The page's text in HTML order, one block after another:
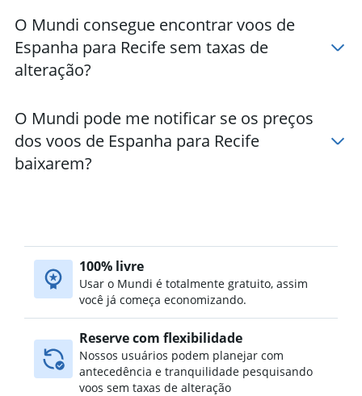
O Mundi consegue encontrar voos de
Espanha para Recife sem taxas de
alteração?
O Mundi pode me notificar se os preços
dos voos de Espanha para Recife
baixarem?
100% livre
Usar o Mundi é totalmente gratuito, assim
você já começa economizando.
Reserve com flexibilidade
Nossos usuários podem planejar com
antecedência e tranquilidade pesquisando
voos sem taxas de alteração